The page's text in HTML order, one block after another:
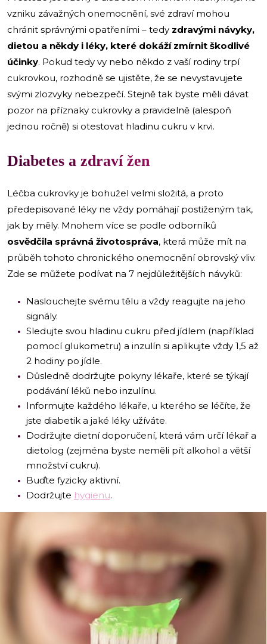
vzniku závažných onemocnění, své zdraví mohou
chránit správnými opatřeními – tedy zdravými návyky,
dietou a někdy i léky, které dokáží zmírnit škodlivé
účinky. Pokud tedy vy nebo někdo z vaší rodiny trpí
cukrovkou, rozhodně se ujistěte, že se nevystavujete
svými zlozvyky nebezpečí. Stejně tak byste měli dávat
pozor na příznaky cukrovky a pravidelně (alespoň
jednou ročně) si otestovat hladinu cukru v krvi.
Diabetes a zdraví žen
Léčba cukrovky je bohužel velmi složitá, a proto
předepisované léky ne vždy pomáhají postiženým tak,
jak by měly. Mnohem více se podle odborníků
osvědčila správná životospráva, která může mít na
průběh tohoto chronického onemocnění obrovský vliv.
Zde se můžete podívat na 7 nejdůležitějších návyků:
Naslouchejte svému tělu a vždy reagujte na jeho
signály.
Sledujte svou hladinu cukru před jídlem (například
pomocí glukometru) a inzulín si aplikujte vždy 1,5 až
2 hodiny po jídle.
Důsledně dodržujte pokyny lékaře, které se týkají
podávání léků nebo inzulínu.
Informujte každého lékaře, u kterého se léčíte, že
jste diabetik a jaké léky užíváte.
Dodržujte dietní doporučení, která vám určí lékař a
dietolog (zejména byste neměli pít alkohol a větší
množství cukru).
Buďte fyzicky aktivní.
Dodržujte hygienu.